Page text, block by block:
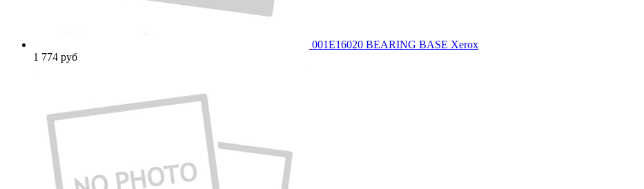
001E16020 BEARING BASE Xerox
1 774 руб